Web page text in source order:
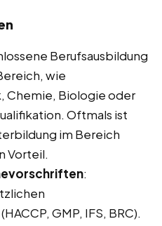
Berufsausbildung
wie
Chemie, Biologie oder
Oftmals ist
im Bereich
Vorteil.
:
GMP, IFS, BRC).